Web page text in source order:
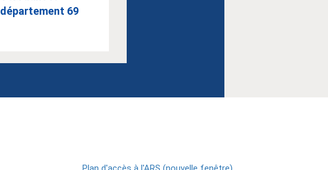
département 69